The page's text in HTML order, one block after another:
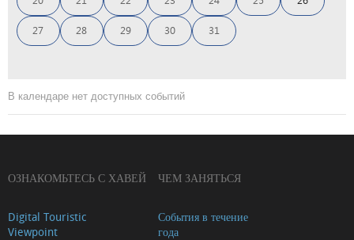
27 28 29 30 31
В календаре нет доступных событий
ОЗНАКОМЬТЕСЬ С ХАВЕЙ
Digital Touristic
Viewpoint
ЧЕМ ЗАНЯТЬСЯ
События в течение
года